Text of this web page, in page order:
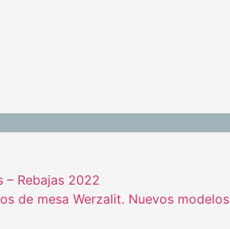
– Rebajas 2022
de mesa Werzalit. Nuevos modelos